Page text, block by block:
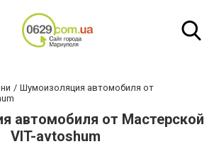
Шумоизоляция автомобиля от
автомобиля от Мастерской
VIT-avtoshum